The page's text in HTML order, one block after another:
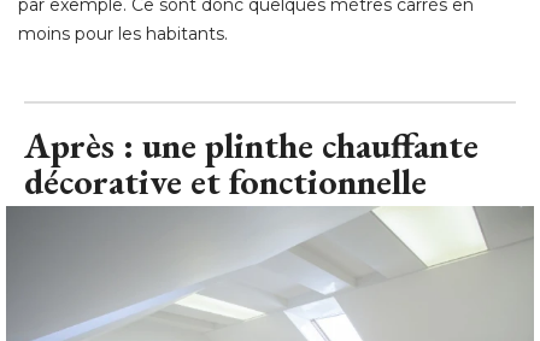
par exemple. Ce sont donc quelques mètres carrés en
moins pour les habitants.
Après : une plinthe chauffante
décorative et fonctionnelle